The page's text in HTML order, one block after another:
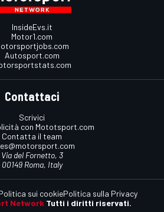
InsideEvs.it
Motor1.com
Autosport.com
Contattaci
Scrivici
con Mototsport.com
Contatta il team
Via del Fornetto, 3
00149 Roma, Italy
Network Tutti i diritti riservati.
sui cookiePolitica sulla Privacy